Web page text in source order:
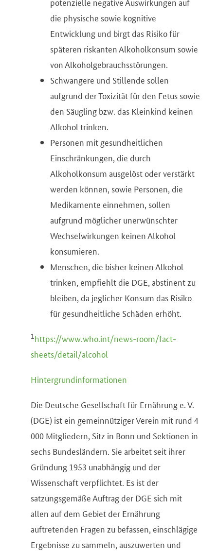
die physische sowie kognitive
Entwicklung und birgt das Risiko für
späteren riskanten Alkoholkonsum sowie
von Alkoholgebrauchsstörungen.
Schwangere und Stillende sollen
aufgrund der Toxizität für den Fetus sowie
den Säugling bzw. das Kleinkind keinen
Alkohol trinken.
Personen mit gesundheitlichen
Einschränkungen, die durch
Alkoholkonsum ausgelöst oder verstärkt
werden können, sowie Personen, die
Medikamente einnehmen, sollen
aufgrund möglicher unerwünschter
Wechselwirkungen keinen Alkohol
konsumieren.
Menschen, die bisher keinen Alkohol
trinken, empfiehlt die DGE, abstinent zu
bleiben, da jeglicher Konsum das Risiko
für gesundheitliche Schäden erhöht.
1https://www.who.int/news-room/fact-
sheets/detail/alcohol
Hintergrundinformationen
Die Deutsche Gesellschaft für Ernährung e. V.
(DGE) ist ein gemeinnütziger Verein mit rund 4
000 Mitgliedern, Sitz in Bonn und Sektionen in
sechs Bundesländern. Sie arbeitet seit ihrer
Gründung 1953 unabhängig und der
Wissenschaft verpflichtet. Es ist der
satzungsgemäße Auftrag der DGE sich mit
allen auf dem Gebiet der Ernährung
auftretenden Fragen zu befassen, einschlägige
Ergebnisse zu sammeln, auszuwerten und